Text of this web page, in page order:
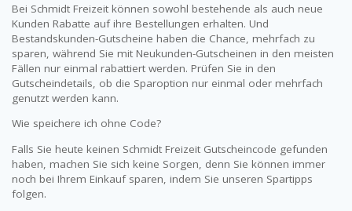
Bei Schmidt Freizeit können sowohl bestehende als auch neue
Kunden Rabatte auf ihre Bestellungen erhalten. Und
Bestandskunden-Gutscheine haben die Chance, mehrfach zu
sparen, während Sie mit Neukunden-Gutscheinen in den meisten
Fällen nur einmal rabattiert werden. Prüfen Sie in den
Gutscheindetails, ob die Sparoption nur einmal oder mehrfach
genutzt werden kann.
Wie speichere ich ohne Code?
Falls Sie heute keinen Schmidt Freizeit Gutscheincode gefunden
haben, machen Sie sich keine Sorgen, denn Sie können immer
noch bei Ihrem Einkauf sparen, indem Sie unseren Spartipps
folgen.